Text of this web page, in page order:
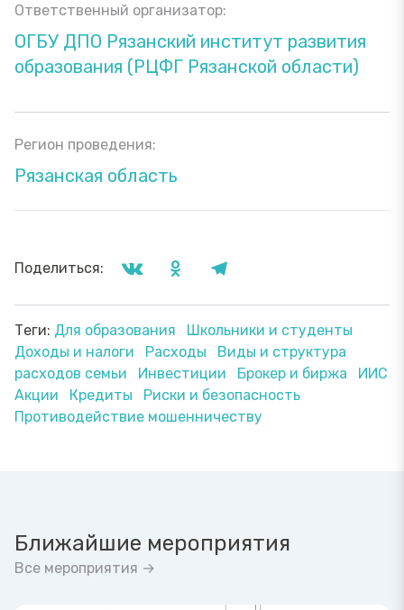
Ответственный организатор:
ОГБУ ДПО Рязанский институт развития
образования (РЦФГ Рязанской области)
Регион проведения:
Рязанская область
Поделиться:
Теги: Для образования
Школьники и студенты
Доходы и налоги
Расходы
Виды и структура
расходов семьи
Инвестиции Брокер и биржа
ИИС
Акции
Кредиты
Риски и безопасность
Противодействие мошенничеству
Ближайшие мероприятия
Все мероприятия →